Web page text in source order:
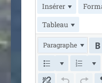
Insérer
Tableau
Paragraphe